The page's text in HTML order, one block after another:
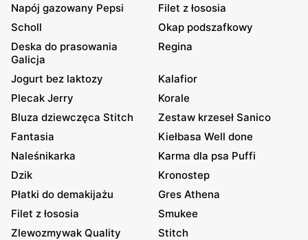
Napój gazowany Pepsi
Filet z łososia
Scholl
Okap podszafkowy
Deska do prasowania
Galicja
Regina
Jogurt bez laktozy
Kalafior
Plecak Jerry
Korale
Bluza dziewczęca Stitch
Zestaw krzeseł Sanico
Fantasia
Kiełbasa Well done
Naleśnikarka
Karma dla psa Puffi
Dzik
Kronostep
Płatki do demakijażu
Gres Athena
Filet z łososia
Smukee
Zlewozmywak Quality
Stitch